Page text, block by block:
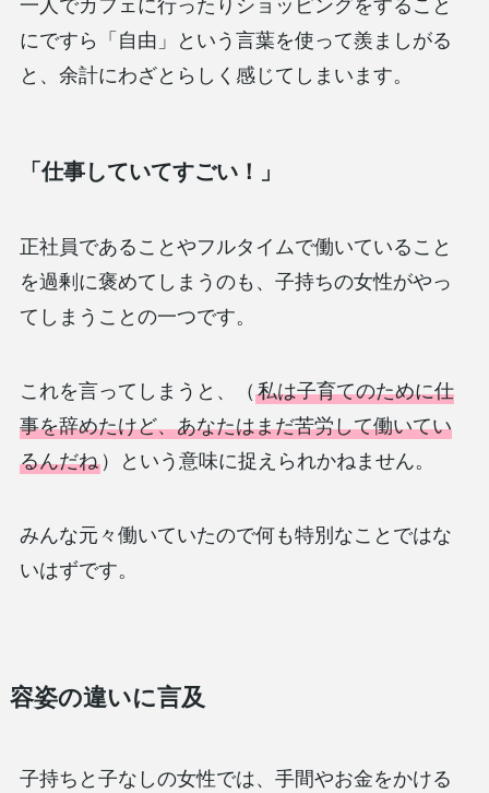
一人でカフェに行ったりショッピングをすること
にですら「自由」という言葉を使って羨ましがる
と、余計にわざとらしく感じてしまいます。
「仕事していてすごい！」
正社員であることやフルタイムで働いていること
を過剰に褒めてしまうのも、子持ちの女性がやっ
てしまうことの一つです。
これを言ってしまうと、（ 私は子育てのために仕
事を辞めたけど、あなたはまだ苦労して働いてい
るんだね）という意味に捉えられかねません。
みんな元々働いていたので何も特別なことではな
いはずです。
容姿の違いに言及
子持ちと子なしの女性では、手間やお金をかける